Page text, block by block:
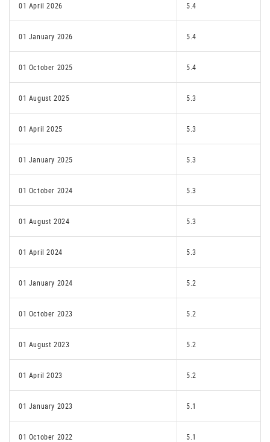
01 April 2026 5.4
01 January 2026 5.4
01 October 2025 5.4
01 August 2025 5.3
01 April 2025 5.3
01 January 2025 5.3
01 October 2024 5.3
01 August 2024 5.3
01 April 2024 5.3
01 January 2024 5.2
01 October 2023 5.2
01 August 2023 5.2
01 April 2023 5.2
01 January 2023 5.1
01 October 2022 5.1